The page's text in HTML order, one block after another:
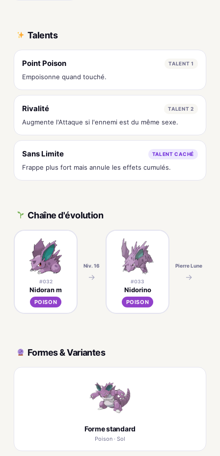
Talents
Point Poison TALENT 1
Empoisonne quand touché.
Rivalité TALENT 2
Augmente l'Attaque si l'ennemi est du même sexe.
Sans Limite TALENT CACHÉ
Frappe plus fort mais annule les effets cumulés.
Chaîne d'évolution
#032
Nidoran m
POISON
Niv. 16
→ #033
Nidorino
POISON
Pierre Lune
→
Formes & Variantes
Forme standard
Poison · Sol